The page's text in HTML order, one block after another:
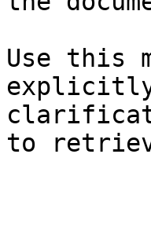
Use this
explicitly